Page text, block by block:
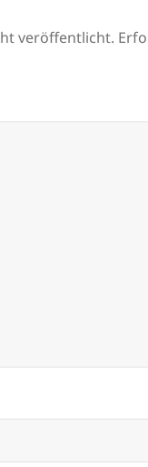
veröffentlicht.